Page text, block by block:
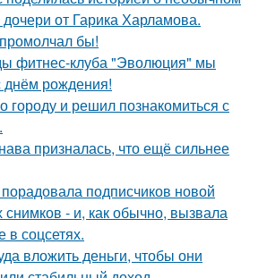
от Гарика Харламова.
бы!
фитнес-клуба "Эволюция" мы
днём рождения!
городу и решил познакомиться с
призналась, что ещё сильнее
подписчиков новой
- и, как обычно, вызвала
в соцсетях.
вложить деньги, чтобы они